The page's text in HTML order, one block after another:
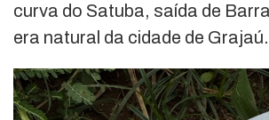
curva do Satuba, saída de
era natural da cidade de Grajaú.